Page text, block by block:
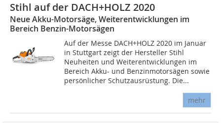
Stihl auf der DACH+HOLZ 2020
Neue Akku-Motorsäge, Weiterentwicklungen im
Bereich Benzin-Motorsägen
Auf der Messe DACH+HOLZ 2020 im Januar
in Stuttgart zeigt der Hersteller Stihl
Neuheiten und Weiterentwicklungen im
Bereich Akku- und Benzinmotorsägen sowie
persönlicher Schutzausrüstung. Die...
mehr